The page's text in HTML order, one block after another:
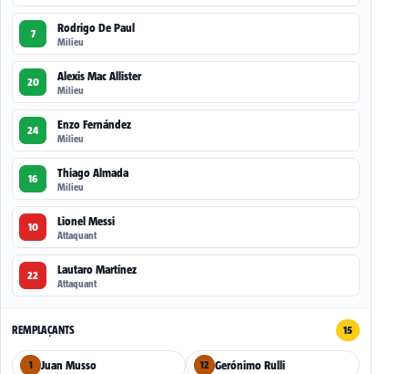
7 Rodrigo De Paul
Milieu
20 Alexis Mac Allister
Milieu
24 Enzo Fernández
Milieu
16 Thiago Almada
Milieu
10 Lionel Messi
Attaquant
22 Lautaro Martínez
Attaquant
REMPLAÇANTS 15
1 Juan Musso 12 Gerónimo Rulli